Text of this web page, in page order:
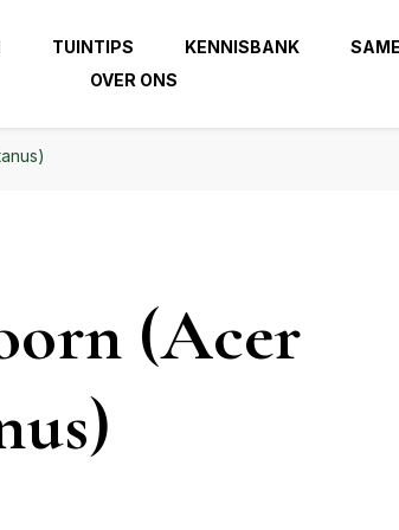
je tuin!
beste uit je
TUINTIPS KENNISBANK
OVER ONS
(Acer